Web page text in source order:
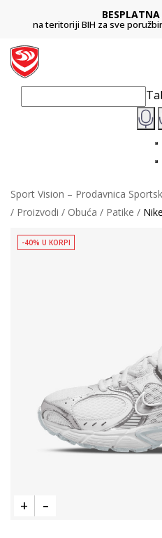
na teritoriji BIH za sve
Sport Vision – Prodavnica
Proizvodi
Obuća Patike
-40% U KORPI